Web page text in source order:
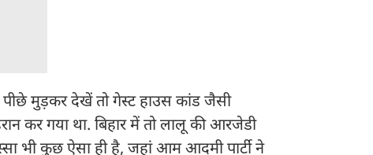
मुड़कर देखें तो गेस्ट हाउस कांड जैसी
कर गया था. बिहार में तो लालू की आरजेडी
भी कुछ ऐसा ही है, जहां आम आदमी पार्टी ने